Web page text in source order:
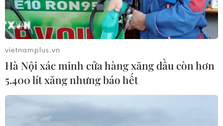
vietnamplus.vn
Hà Nội xác minh cửa hàng xăng dầu còn hơn
5.400 lít xăng nhưng báo hết